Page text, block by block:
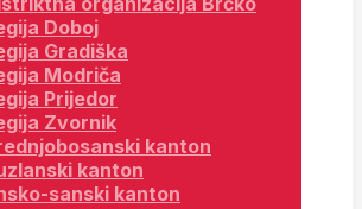
Doboj
Gradiška
Modriča
Prijedor
Zvornik
kanton
kanton
sanski kanton